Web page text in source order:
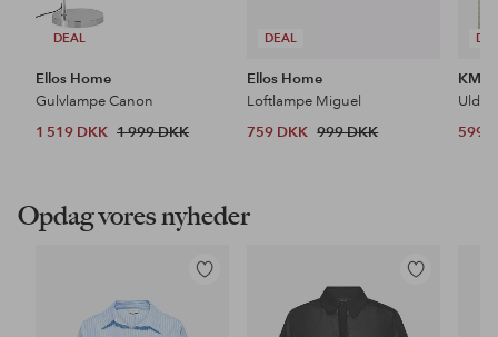
DEAL
Ellos Home
Gulvlampe Canon
1 519 DKK 1 999 DKK
DEAL
Ellos Home
Loftlampe Miguel
759 DKK 999 DKK
KM
599
Opdag vores nyheder
Tilføj
Tilføj
favoritter